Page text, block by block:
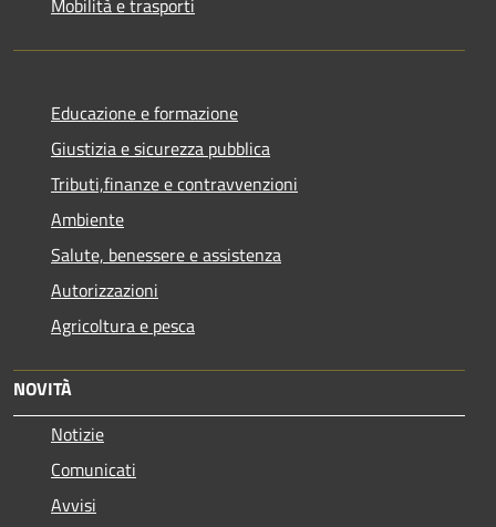
Educazione e formazione
Giustizia e sicurezza pubblica
Tributi,finanze e contravvenzioni
Ambiente
Salute, benessere e assistenza
Autorizzazioni
Agricoltura e pesca
NOVITÀ
Notizie
Comunicati
Avvisi